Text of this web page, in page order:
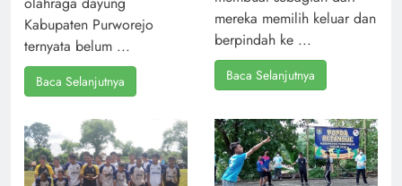
Kabupaten Purworejo
ternyata belum ...
Baca Selanjutnya
mereka memilih keluar dan
berpindah ke ...
Baca Selanjutnya